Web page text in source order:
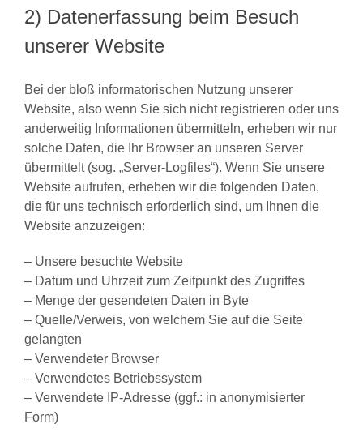
2) Datenerfassung beim Besuch
unserer Website
Bei der bloß informatorischen Nutzung unserer
Website, also wenn Sie sich nicht registrieren oder uns
anderweitig Informationen übermitteln, erheben wir nur
solche Daten, die Ihr Browser an unseren Server
übermittelt (sog. „Server-Logfiles“). Wenn Sie unsere
Website aufrufen, erheben wir die folgenden Daten,
die für uns technisch erforderlich sind, um Ihnen die
Website anzuzeigen:
– Unsere besuchte Website
– Datum und Uhrzeit zum Zeitpunkt des Zugriffes
– Menge der gesendeten Daten in Byte
– Quelle/Verweis, von welchem Sie auf die Seite
gelangten
– Verwendeter Browser
– Verwendetes Betriebssystem
– Verwendete IP-Adresse (ggf.: in anonymisierter
Form)